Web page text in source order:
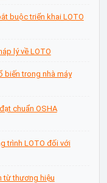
buộc triển khai LOTO
lý về LOTO
biến trong nhà máy
chuẩn OSHA
trình LOTO đối với
từ thương hiệu